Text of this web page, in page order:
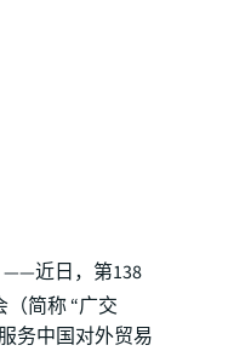
——近日，第138
简称 “广交
务中国对外贸易